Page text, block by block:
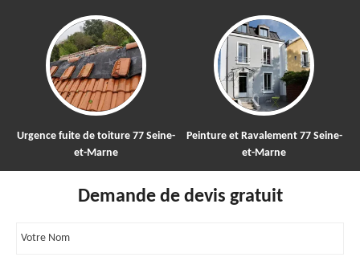
Urgence fuite de toiture 77 Seine-
et-Marne
Peinture et Ravalement 77 Seine-
et-Marne
Demande de devis gratuit